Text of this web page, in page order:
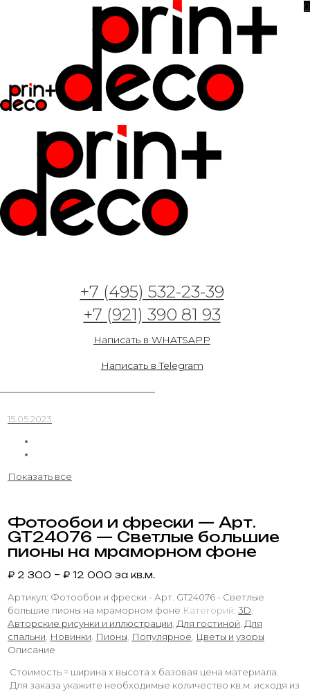
+7 (495) 532-23-39
+7 (921) 390 81 93
Написать в WHATSAPP
Написать в Telegram
0
Пионы на мраморном коричневом фоне
Фотообои и фрески — Арт. GT17091 —
15.05.2023
Показать все
Фотообои и фрески — Арт.
GT24076 — Светлые большие
пионы на мраморном фоне
₽ 2 300 – ₽ 12 000 за кв.м.
Артикул: Фотообои и фрески - Арт. GT24076 - Светлые
большие пионы на мраморном фоне Категорий: 3D,
Авторские рисунки и иллюстрации, Для гостиной, Для
спальни, Новинки, Пионы, Популярное, Цветы и узоры
Описание
Стоимость = ширина х высота х базовая цена материала.
Для заказа укажите необходимые количество кв.м. исходя из